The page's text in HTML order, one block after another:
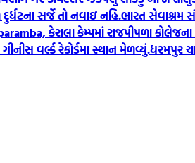
સર્જે તો નવાઇ નહિ.ભારત સેવાશ્રમ
કેરાલા કેમ્પમાં રાજપીપળા કોલેજના
વર્લ્ડ રેકોર્ડમા સ્થાન મેળવ્યું.ધરમપુર